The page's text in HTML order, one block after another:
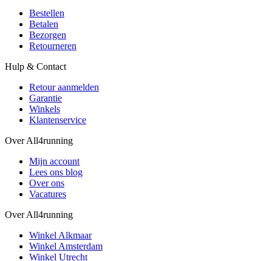
Bestellen
Betalen
Bezorgen
Retourneren
Hulp & Contact
Retour aanmelden
Garantie
Winkels
Klantenservice
Over All4running
Mijn account
Lees ons blog
Over ons
Vacatures
Over All4running
Winkel Alkmaar
Winkel Amsterdam
Winkel Utrecht